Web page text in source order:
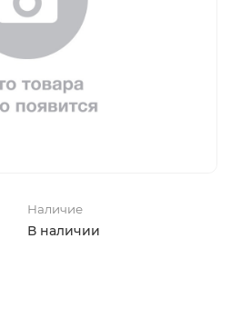
Наличие
В наличии